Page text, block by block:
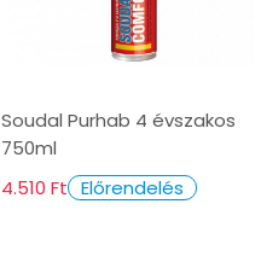
Soudal Purhab 4 évszakos
750ml
4.510 Ft Előrendelés